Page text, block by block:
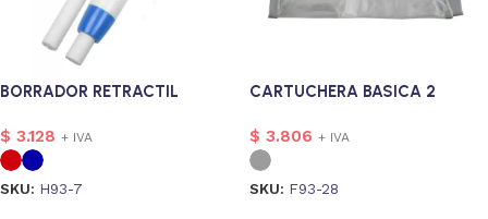
1
1
BORRADOR RETRACTIL
$ 3.128 + IVA
SKU: H93-7
CARTUCHERA BASICA 2
$ 3.806 + IVA
SKU: F93-28